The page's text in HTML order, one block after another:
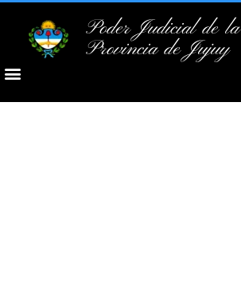
Poder Judicial de la
Provincia de Jujuy